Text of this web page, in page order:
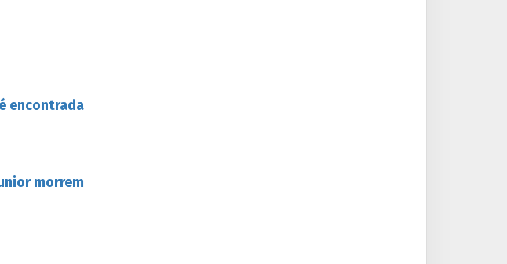
encontrada
morrem